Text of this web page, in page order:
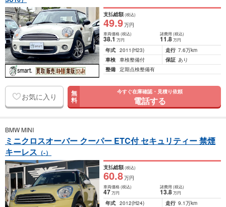
支払総額(税込)
49.9万円
車両価格(税込)
38.1万円
諸費用 (税込)
11.8 万円
年式 2011(H23) 走行 7.6万km
車検 車検整備付 保証 あり
整備 定期点検整備有
お気に入り 無
料
今すぐ在庫確認・見積り依頼
電話する
BMW MINI
ミニクロスオーバー クーパー ETC付 セキュリティー 禁煙
キーレス （-）
支払総額(税込)
60.8万円
車両価格(税込)
47万円
諸費用 (税込)
13.8 万円
年式 2012(H24) 走行 9.1万km